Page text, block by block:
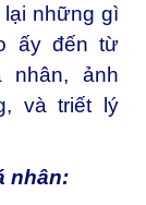
những gì
ấy đến từ
nhân, ảnh
và triết lý
nhân: